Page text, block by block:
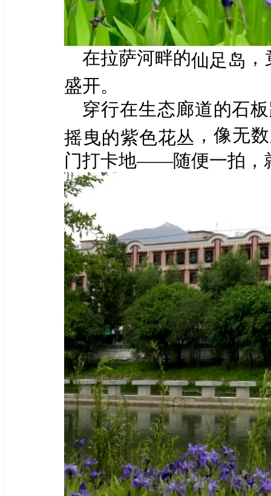
在拉萨河畔的仙足岛
盛开。
穿行在生态廊道的石
摇曳的紫色花丛 ，像无
门打卡地——随便一拍，